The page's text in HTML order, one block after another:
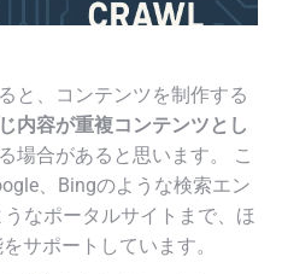
と、コンテンツを制作する
内容が重複コンテンツとし
場合があると思います。 こ
、Bingのような検索エン
なポータルサイトまで、ほ
サポートしています。